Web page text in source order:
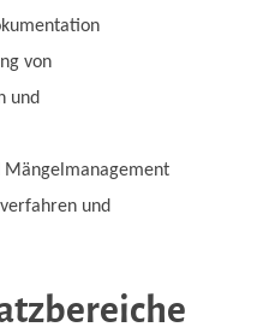
von
und
Mängelmanagement
und